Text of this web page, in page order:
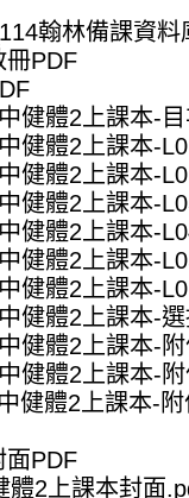
翰林備課資料
冊PDF
健體2上課本-
健體2上課本-
健體2上課本-
健體2上課本-
健體2上課本-
健體2上課本-
健體2上課本-
健體2上課本-
健體2上課本-
健體2上課本-
健體2上課本-
面PDF
體2上課本封面